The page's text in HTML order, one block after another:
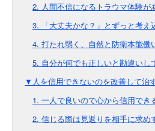
2. 人間不信になるトラウマ体験が
3. 「大丈夫かな？」とずっと考え
4. 打たれ弱く、自然と防衛本能働
5. 自分が何でも正しいと勘違いし
▼人を信用できないのを改善して治
1. 一人で良いので心から信用でき
2. 信じる際は見返りを相手に求め